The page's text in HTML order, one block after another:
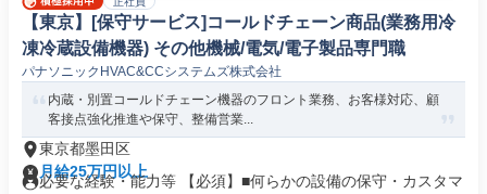
【東京】[保守サービス]コールドチェーン商品(業務用冷
凍冷蔵設備機器) その他機械/電気/電子製品専門職
パナソニックHVAC&CCシステムズ株式会社
内蔵・別置コールドチェーン機器のフロント業務、お客様対応、顧
客接点強化推進や保守、整備営業...
東京都墨田区
月給25万円以上
必要な経験・能力等 【必須】■何らかの設備の保守・カスタマ